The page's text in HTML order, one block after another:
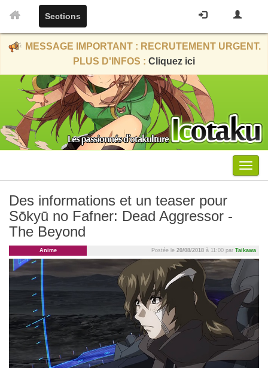
Sections
MESSAGE IMPORTANT : RECRUTEMENT URGENT.
PLUS D'INFOS : Cliquez ici
Menu
Des informations et un teaser pour
Sōkyū no Fafner: Dead Aggressor -
The Beyond
Anime Postée le 20/08/2018 à 11:00 par Taikawa